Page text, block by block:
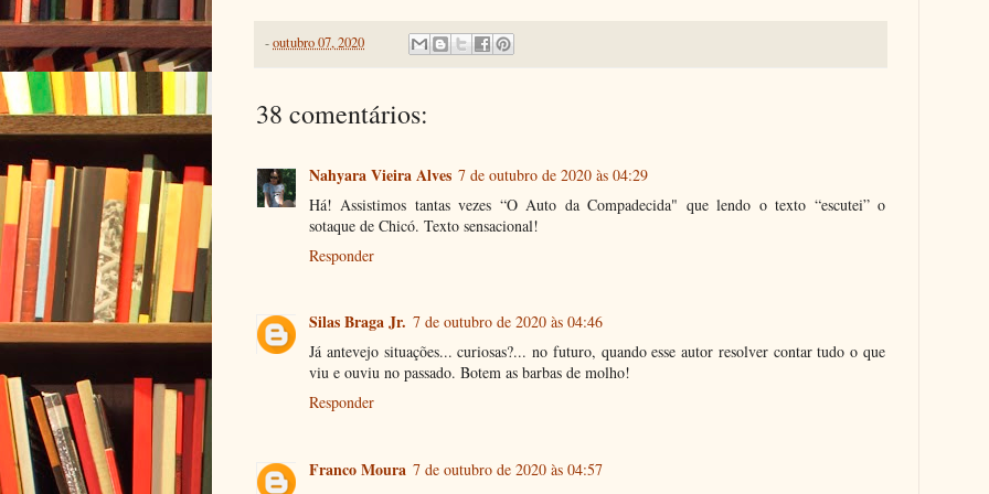
-outubro 07, 2020
38 comentários:
Nahyara Vieira Alves 7 de outubro de 2020 às 04:29
Há! Assistimos tantas vezes “O Auto da Compadecida" que lendo o texto “escutei” o
sotaque de Chicó. Texto sensacional!
Responder
Silas Braga Jr. 7 de outubro de 2020 às 04:46
Já antevejo situações... curiosas?... no futuro, quando esse autor resolver contar tudo o que
viu e ouviu no passado. Botem as barbas de molho!
Responder
Franco Moura 7 de outubro de 2020 às 04:57